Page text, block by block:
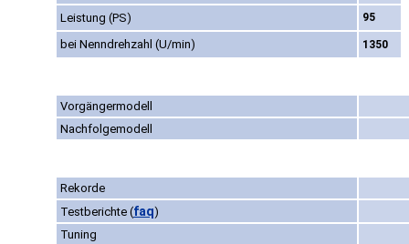
Leistung (PS) 95
bei Nenndrehzahl (U/min) 1350
Vorgängermodell
Nachfolgemodell
Rekorde
Testberichte (faq)
Tuning